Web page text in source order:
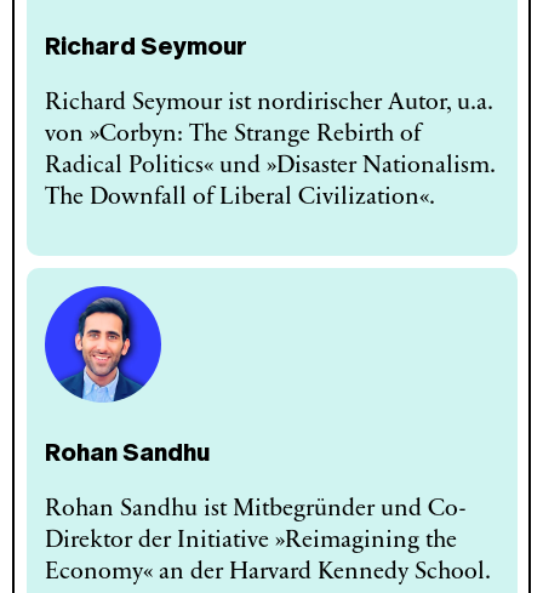
Richard Seymour
Richard Seymour ist nordirischer Autor, u.a.
von »Corbyn: The Strange Rebirth of
Radical Politics« und »Disaster Nationalism.
The Downfall of Liberal Civilization«.
Rohan Sandhu
Rohan Sandhu ist Mitbegründer und Co-
Direktor der Initiative »Reimagining the
Economy« an der Harvard Kennedy School.